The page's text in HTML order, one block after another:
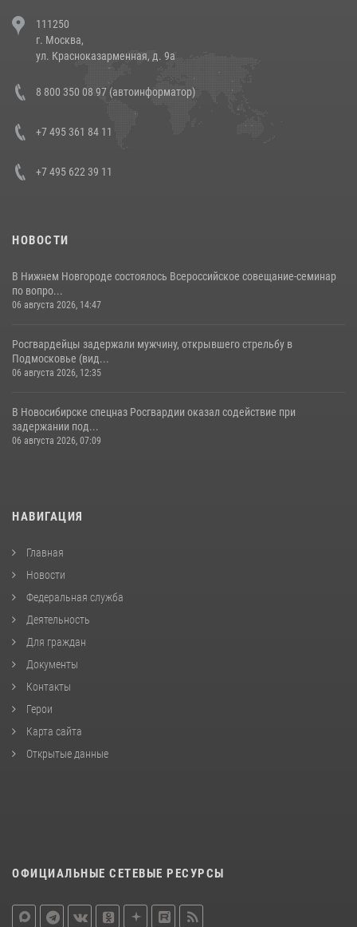
напавших на бригаду скорой помощи (видео)
14 июля 2026, 12:20
В Росгвардии прошла военно-научная конференция по обобщению
боевого опыта
111250
г. Москва,
ул. Красноказарменная, д. 9а
8 800 350 08 97 (автоинформатор)
+7 495 361 84 11
+7 495 622 39 11
НОВОСТИ
В Нижнем Новгороде состоялось Всероссийское совещание-семинар
по вопро...
06 августа 2026, 14:47
Росгвардейцы задержали мужчину, открывшего стрельбу в
Подмосковье (вид...
06 августа 2026, 12:35
В Новосибирске спецназ Росгвардии оказал содействие при
задержании под...
06 августа 2026, 07:09
НАВИГАЦИЯ
Главная
Новости
Федеральная служба
Деятельность
Для граждан
Документы
Контакты
Герои
Карта сайта
Открытые данные
ОФИЦИАЛЬНЫЕ СЕТЕВЫЕ РЕСУРСЫ